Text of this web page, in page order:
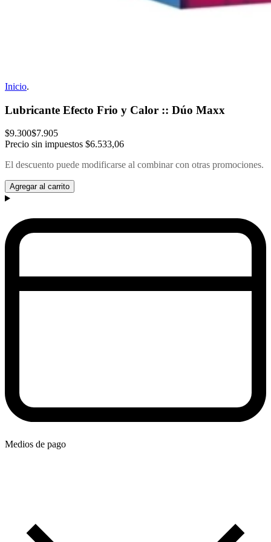
Inicio.
Lubricante Efecto Frio y Calor :: Dúo Maxx
$9.300$7.905
Precio sin impuestos $6.533,06
El descuento puede modificarse al combinar con otras promociones.
Agregar al carrito
Medios de pago